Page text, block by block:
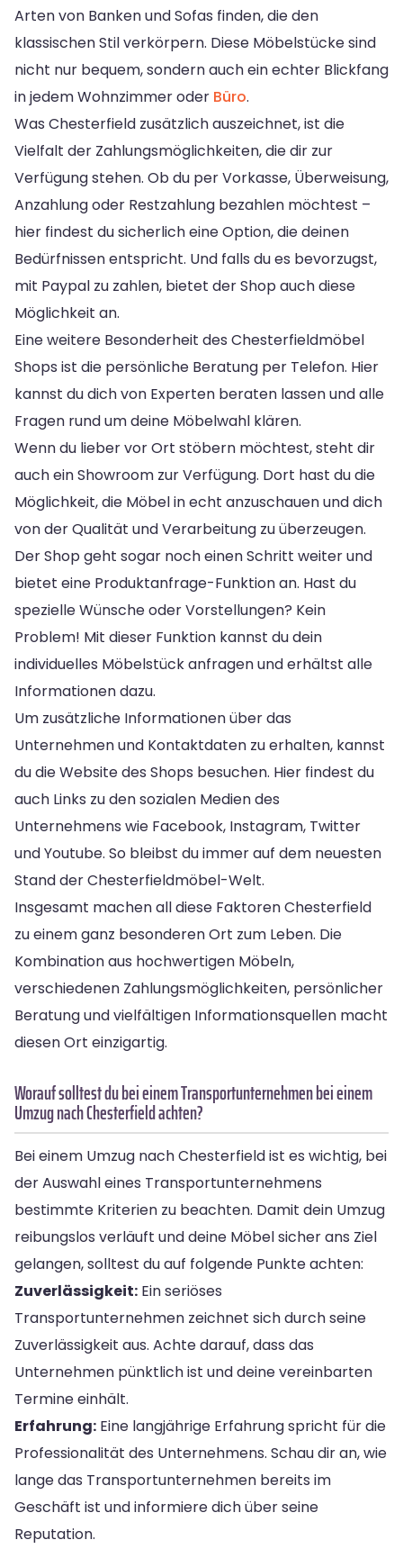
Arten von Banken und Sofas finden, die den
klassischen Stil verkörpern. Diese Möbelstücke sind
nicht nur bequem, sondern auch ein echter Blickfang
in jedem Wohnzimmer oder Büro.
Was Chesterfield zusätzlich auszeichnet, ist die
Vielfalt der Zahlungsmöglichkeiten, die dir zur
Verfügung stehen. Ob du per Vorkasse, Überweisung,
Anzahlung oder Restzahlung bezahlen möchtest –
hier findest du sicherlich eine Option, die deinen
Bedürfnissen entspricht. Und falls du es bevorzugst,
mit Paypal zu zahlen, bietet der Shop auch diese
Möglichkeit an.
Eine weitere Besonderheit des Chesterfieldmöbel
Shops ist die persönliche Beratung per Telefon. Hier
kannst du dich von Experten beraten lassen und alle
Fragen rund um deine Möbelwahl klären.
Wenn du lieber vor Ort stöbern möchtest, steht dir
auch ein Showroom zur Verfügung. Dort hast du die
Möglichkeit, die Möbel in echt anzuschauen und dich
von der Qualität und Verarbeitung zu überzeugen.
Der Shop geht sogar noch einen Schritt weiter und
bietet eine Produktanfrage-Funktion an. Hast du
spezielle Wünsche oder Vorstellungen? Kein
Problem! Mit dieser Funktion kannst du dein
individuelles Möbelstück anfragen und erhältst alle
Informationen dazu.
Um zusätzliche Informationen über das
Unternehmen und Kontaktdaten zu erhalten, kannst
du die Website des Shops besuchen. Hier findest du
auch Links zu den sozialen Medien des
Unternehmens wie Facebook, Instagram, Twitter
und Youtube. So bleibst du immer auf dem neuesten
Stand der Chesterfieldmöbel-Welt.
Insgesamt machen all diese Faktoren Chesterfield
zu einem ganz besonderen Ort zum Leben. Die
Kombination aus hochwertigen Möbeln,
verschiedenen Zahlungsmöglichkeiten, persönlicher
Beratung und vielfältigen Informationsquellen macht
diesen Ort einzigartig.
Worauf solltest du bei einem Transportunternehmen bei einem
Umzug nach Chesterfield achten?
Bei einem Umzug nach Chesterfield ist es wichtig, bei
der Auswahl eines Transportunternehmens
bestimmte Kriterien zu beachten. Damit dein Umzug
reibungslos verläuft und deine Möbel sicher ans Ziel
gelangen, solltest du auf folgende Punkte achten:
Zuverlässigkeit: Ein seriöses
Transportunternehmen zeichnet sich durch seine
Zuverlässigkeit aus. Achte darauf, dass das
Unternehmen pünktlich ist und deine vereinbarten
Termine einhält.
Erfahrung: Eine langjährige Erfahrung spricht für die
Professionalität des Unternehmens. Schau dir an, wie
lange das Transportunternehmen bereits im
Geschäft ist und informiere dich über seine
Reputation.